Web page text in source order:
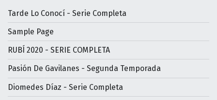
Tarde Lo Conocí - Serie Completa
Sample Page
RUBÍ 2020 - SERIE COMPLETA
Pasión De Gavilanes - Segunda Temporada
Diomedes Díaz - Serie Completa